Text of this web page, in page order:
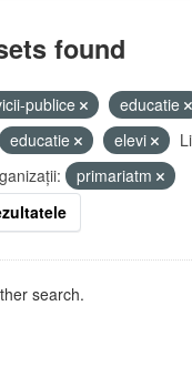
found
publice educatie
educatie elevi
primariatm
search.